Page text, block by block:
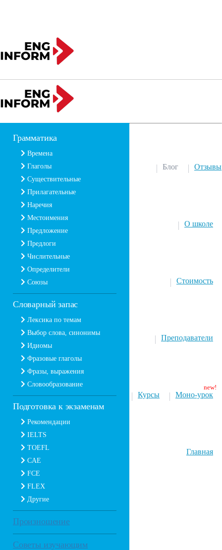
Грамматика
Времена
Глаголы
Существительные
Прилагательные
Наречия
Местоимения
Предложение
Предлоги
Числительные
Определители
Союзы
Словарный запас
Лексика по темам
Выбор слова, синонимы
Идиомы
Фразовые глаголы
Фразы, выражения
Словообразование
Подготовка к экзаменам
Рекомендации
IELTS
TOEFL
CAE
FCE
FLEX
Другие
Произношение
Советы изучающим
Отзывы
Блог
О школе
Стоимость
Преподаватели
Моно-урок
Курсы
Главная